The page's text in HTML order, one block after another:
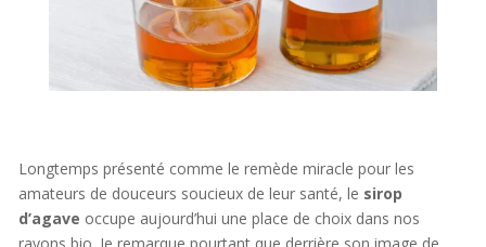
Longtemps présenté comme le remède miracle pour les
amateurs de douceurs soucieux de leur santé, le sirop
d’agave occupe aujourd’hui une place de choix dans nos